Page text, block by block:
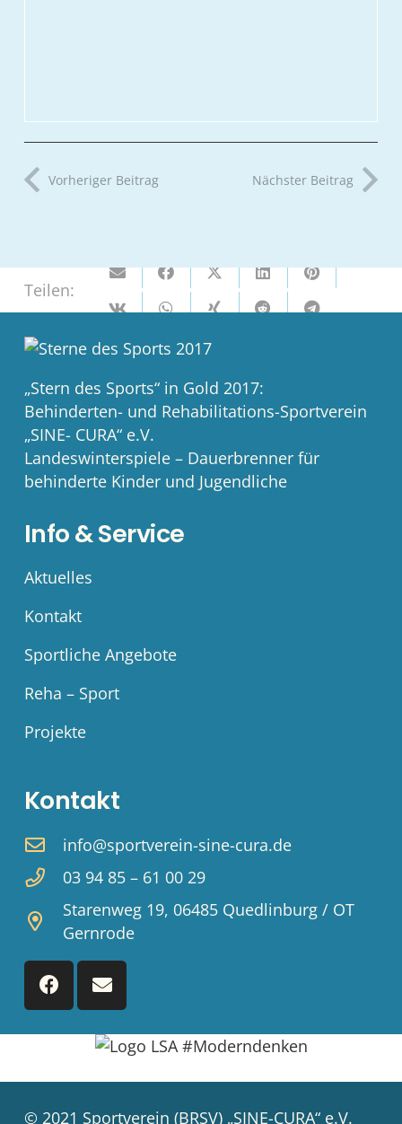
Vorheriger Beitrag Nächster Beitrag
Teilen:
„Stern des Sports“ in Gold 2017:
Behinderten- und Rehabilitations-Sportverein
„SINE- CURA“ e.V.
Landeswinterspiele – Dauerbrenner für
behinderte Kinder und Jugendliche
Info & Service
Aktuelles
Kontakt
Sportliche Angebote
Reha – Sport
Projekte
Kontakt
info@sportverein-sine-cura.de
03 94 85 – 61 00 29
Starenweg 19, 06485 Quedlinburg / OT
Gernrode
© 2021 Sportverein (BRSV) „SINE-CURA“ e.V.